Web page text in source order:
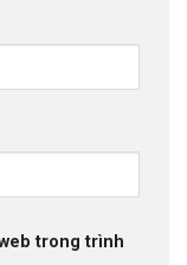
trong trình